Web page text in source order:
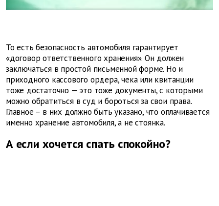
То есть безопасность автомобиля гарантирует
«договор ответственного хранения». Он должен
заключаться в простой письменной форме. Но и
приходного кассового ордера, чека или квитанции
тоже достаточно — это тоже документы, с которыми
можно обратиться в суд и бороться за свои права.
Главное – в них должно быть указано, что оплачивается
именно хранение автомобиля, а не стоянка.
А если хочется спать спокойно?